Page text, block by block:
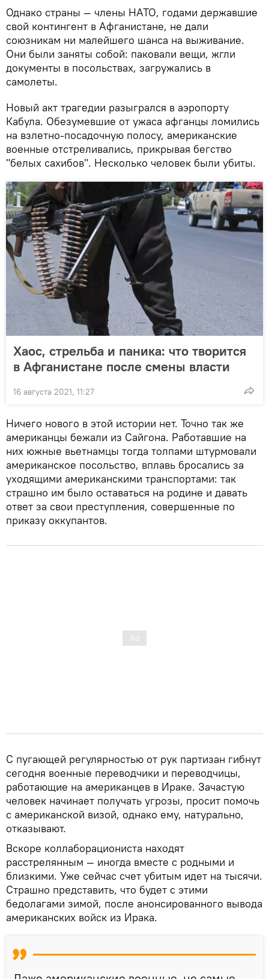
Однако страны — члены НАТО, годами державшие
свой контингент в Афганистане, не дали
союзникам ни малейшего шанса на выживание.
Они были заняты собой: паковали вещи, жгли
документы в посольствах, загружались в
самолеты.
Новый акт трагедии разыгрался в аэропорту
Кабула. Обезумевшие от ужаса афганцы ломились
на взлетно-посадочную полосу, американские
военные отстреливались, прикрывая бегство
"белых сахибов". Несколько человек были убиты.
Хаос, стрельба и паника: что творится
в Афганистане после смены власти
16 августа 2021, 11:27
Ничего нового в этой истории нет. Точно так же
американцы бежали из Сайгона. Работавшие на
них южные вьетнамцы тогда толпами штурмовали
американское посольство, вплавь бросались за
уходящими американскими транспортами: так
страшно им было оставаться на родине и давать
ответ за свои преступления, совершенные по
приказу оккупантов.
С пугающей регулярностью от рук партизан гибнут
сегодня военные переводчики и переводчицы,
работающие на американцев в Ираке. Зачастую
человек начинает получать угрозы, просит помочь
с американской визой, однако ему, натурально,
отказывают.
Вскоре коллаборациониста находят
расстрелянным — иногда вместе с родными и
близкими. Уже сейчас счет убитым идет на тысячи.
Страшно представить, что будет с этими
бедолагами зимой, после анонсированного вывода
американских войск из Ирака.